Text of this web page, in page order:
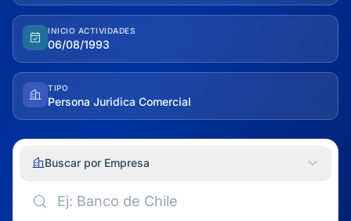
INICIO ACTIVIDADES
06/08/1993
TIPO
Persona Juridica Comercial
Buscar por Empresa